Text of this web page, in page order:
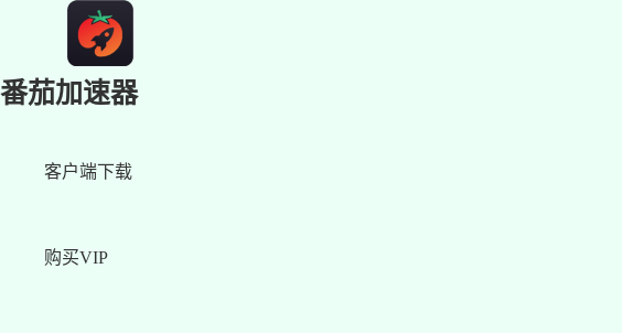
番茄加速器
客户端下载
购买VIP